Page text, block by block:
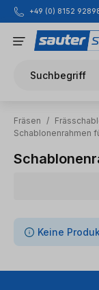
Zum Hauptinhalt
+49 (0) 8152
Suchbegriff
Fräsen /
Schablonenrahmen
0 Artikel
Keine